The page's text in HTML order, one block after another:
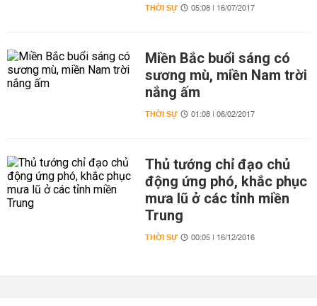
THỜI SỰ 05:08 | 16/07/2017
Miền Bắc buổi sáng có
sương mù, miền Nam trời
nắng ấm
THỜI SỰ 01:08 | 06/02/2017
Thủ tướng chỉ đạo chủ
động ứng phó, khắc phục
mưa lũ ở các tỉnh miền
Trung
THỜI SỰ 00:05 | 16/12/2016